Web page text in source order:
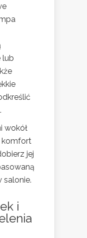
lub
wokół
komfort
jej
salonie.
i